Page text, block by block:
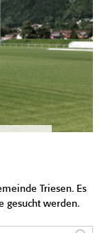
Triesen. Es
gesucht werden.